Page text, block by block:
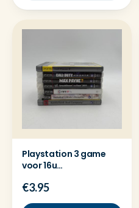
Playstation 3 game
voor 16u
verzonden
€3.95